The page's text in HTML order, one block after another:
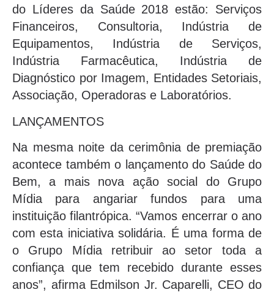
do Líderes da Saúde 2018 estão: Serviços
Financeiros, Consultoria, Indústria de
Equipamentos, Indústria de Serviços,
Indústria Farmacêutica, Indústria de
Diagnóstico por Imagem, Entidades Setoriais,
Associação, Operadoras e Laboratórios.
LANÇAMENTOS
Na mesma noite da cerimônia de premiação
acontece também o lançamento do Saúde do
Bem, a mais nova ação social do Grupo
Mídia para angariar fundos para uma
instituição filantrópica. “Vamos encerrar o ano
com esta iniciativa solidária. É uma forma de
o Grupo Mídia retribuir ao setor toda a
confiança que tem recebido durante esses
anos”, afirma Edmilson Jr. Caparelli, CEO do